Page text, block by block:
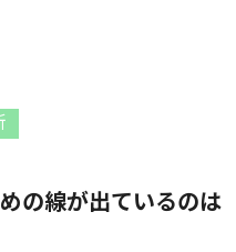
の線が出ているのは